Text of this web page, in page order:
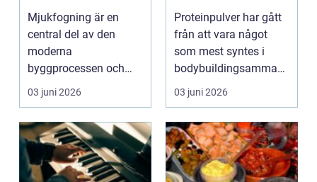
Mjukfogning är en
central del av den
moderna
byggprocessen och
spelar en avgörande
roll f&...
03 juni 2026
återhämtning och
hållbar träning
Proteinpulver har gått
från att vara något
som mest syntes i
bodybuildingsamman
hang till att bli en ...
03 juni 2026